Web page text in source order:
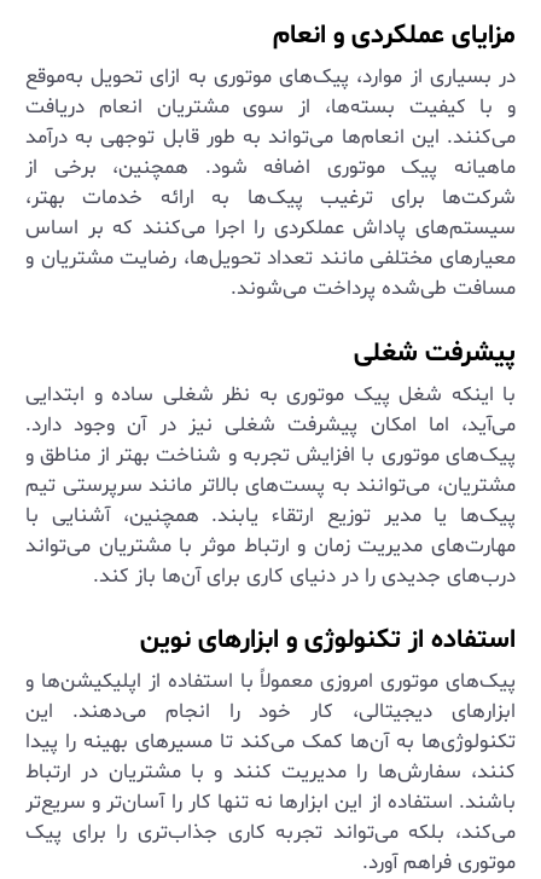
مزایای عملکردی و انعام
در بسیاری از موارد، پیک‌های موتوری به ازای تحویل به‌موقع
و با کیفیت بسته‌ها، از سوی مشتریان انعام دریافت
می‌کنند. این انعام‌ها می‌تواند به طور قابل توجهی به درآمد
ماهیانه پیک موتوری اضافه شود. همچنین، برخی از
شرکت‌ها برای ترغیب پیک‌ها به ارائه خدمات بهتر،
سیستم‌های پاداش عملکردی را اجرا می‌کنند که بر اساس
معیارهای مختلفی مانند تعداد تحویل‌ها، رضایت مشتریان و
مسافت طی‌شده پرداخت می‌شوند.
پیشرفت شغلی
با اینکه شغل پیک موتوری به نظر شغلی ساده و ابتدایی
می‌آید، اما امکان پیشرفت شغلی نیز در آن وجود دارد.
پیک‌های موتوری با افزایش تجربه و شناخت بهتر از مناطق و
مشتریان، می‌توانند به پست‌های بالاتر مانند سرپرستی تیم
پیک‌ها یا مدیر توزیع ارتقاء یابند. همچنین، آشنایی با
مهارت‌های مدیریت زمان و ارتباط موثر با مشتریان می‌تواند
درب‌های جدیدی را در دنیای کاری برای آن‌ها باز کند.
استفاده از تکنولوژی و ابزارهای نوین
پیک‌های موتوری امروزی معمولاً با استفاده از اپلیکیشن‌ها و
ابزارهای دیجیتالی، کار خود را انجام می‌دهند. این
تکنولوژی‌ها به آن‌ها کمک می‌کند تا مسیرهای بهینه را پیدا
کنند، سفارش‌ها را مدیریت کنند و با مشتریان در ارتباط
باشند. استفاده از این ابزارها نه تنها کار را آسان‌تر و سریع‌تر
می‌کند، بلکه می‌تواند تجربه کاری جذاب‌تری را برای پیک
موتوری فراهم آورد.